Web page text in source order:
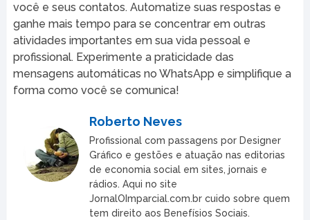
você e seus contatos. Automatize suas respostas e
ganhe mais tempo para se concentrar em outras
atividades importantes em sua vida pessoal e
profissional. Experimente a praticidade das
mensagens automáticas no WhatsApp e simplifique a
forma como você se comunica!
Roberto Neves
Profissional com passagens por Designer
Gráfico e gestões e atuação nas editorias
de economia social em sites, jornais e
rádios. Aqui no site
JornalOImparcial.com.br cuido sobre quem
tem direito aos Benefísios Sociais.